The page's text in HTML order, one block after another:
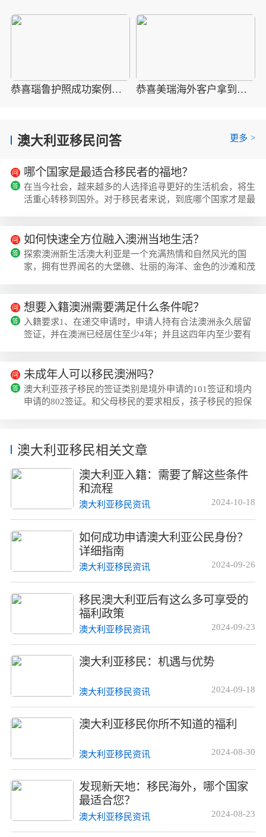
恭喜瑙鲁护照成功案例，最新瑙鲁护照批准获批信 恭喜美瑞海外客户拿到瑙鲁护照最新获批信(2026年4月16日)
澳大利亚移民问答 更多 >
哪个国家是最适合移民者的福地？
在当今社会，越来越多的人选择追寻更好的生活机会，将生
活重心转移到国外。对于移民者来说，到底哪个国家才是最
瑰宝，以其多元的产业结构和蓬勃发展的经济活力而闻名。
金融、投资、银行和技术等领域构成了其经济支柱，为国家
的繁荣和稳定奠定了坚实基础。澳大利亚在全球资源市场中
如何快速全方位融入澳洲当地生活？
探索澳洲新生活澳大利亚是一个充满热情和自然风光的国
家，拥有世界闻名的大堡礁、壮丽的海洋、金色的沙滩和茂
阶段，新移民经常充满好奇和兴奋，将生活当作一场持续的
冒险。然而，当新鲜感逐渐褪去，新移民可能会面临来自文
化差异带来的失落和挫折。从适应一个全新的生活方式、找
房子、工作，到为子女选择学校，这些挑战将...
想要入籍澳洲需要满足什么条件呢？
入籍要求1、在递交申请时，申请人持有合法澳洲永久居留
签证，并在澳洲已经居住至少4年；并且这四年内至少要有
间，累计离开澳大利亚的时间不能超过365天，并且在递交
前的一年累计离开澳大利亚的时间不能超过90天。具有掌
握基本英语沟通的能力4、了解澳大利亚公民的责任与权益
未成年人可以移民澳洲吗？
澳大利亚孩子移民的签证类别是境外申请的101签证和境内
申请的802签证。和父母移民的要求相反，孩子移民的担保
大程度的保护未成年孩子的利益，担保人及配偶要通过澳大
对未成年儿童的不良记录，签证会被拒签。如果...
澳大利亚移民相关文章
澳大利亚入籍：需要了解这些条件
和流程
2024-10-18
澳大利亚移民资讯
如何成功申请澳大利亚公民身份？
详细指南
2024-09-26
澳大利亚移民资讯
移民澳大利亚后有这么多可享受的
福利政策
2024-09-23
澳大利亚移民资讯
澳大利亚移民：机遇与优势
2024-09-18
澳大利亚移民资讯
澳大利亚移民你所不知道的福利
2024-08-30
澳大利亚移民资讯
发现新天地：移民海外，哪个国家
最适合您？
2024-08-23
澳大利亚移民资讯